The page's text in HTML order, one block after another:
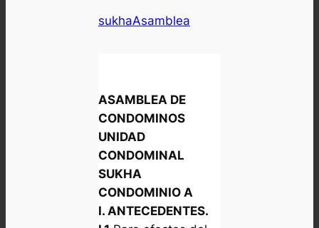
sukhaAsamblea
ASAMBLEA DE
CONDOMINOS
UNIDAD
CONDOMINAL
SUKHA
CONDOMINIO A
I. ANTECEDENTES.